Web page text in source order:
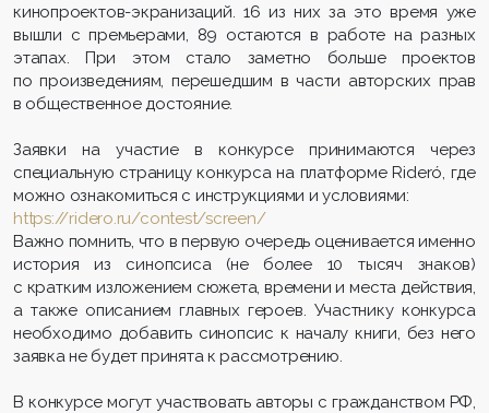
кинопроектов-экранизаций. 16 из них за это время уже
вышли с премьерами, 89 остаются в работе на разных
этапах. При этом стало заметно больше проектов
по произведениям, перешедшим в части авторских прав
в общественное достояние.
Заявки на участие в конкурсе принимаются через
специальную страницу конкурса на платформе Rideró, где
можно ознакомиться с инструкциями и условиями:
https://ridero.ru/contest/screen/
Важно помнить, что в первую очередь оценивается именно
история из синопсиса (не более 10 тысяч знаков)
с кратким изложением сюжета, времени и места действия,
а также описанием главных героев. Участнику конкурса
необходимо добавить синопсис к началу книги, без него
заявка не будет принята к рассмотрению.
В конкурсе могут участвовать авторы с гражданством РФ,